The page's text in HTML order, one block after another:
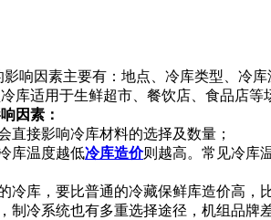
响因素主要有：地点、冷库类型、冷库
库适用于生鲜超市、餐饮店、食品店等
因素：
直接影响冷库材料的选择及数量；
库温度越低冷库造价则越高。常见冷库
冷库，要比普通的冷藏保鲜库造价高，
制冷系统也有多重选择途径，机组品牌